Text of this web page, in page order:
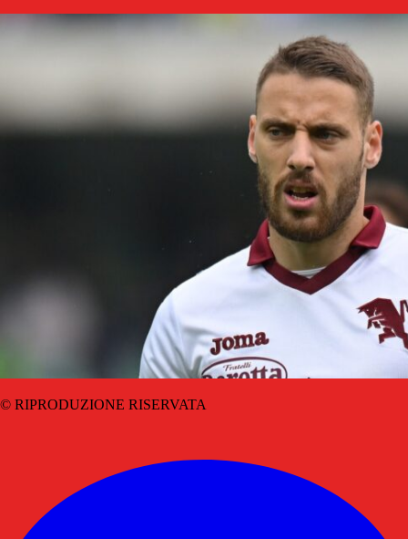
© RIPRODUZIONE RISERVATA